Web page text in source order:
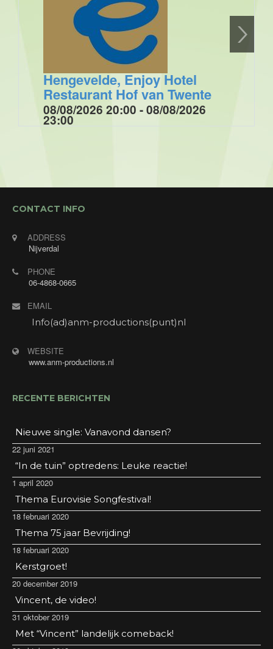
Hengevelde, Enjoy Hotel
Restaurant Hof van Twente
08/08/2026 20:00 - 08/08/2026
23:00
CONTACT INFO
ADDRESS
Nijverdal
PHONE
06-4868-0665
EMAIL
Info(ad)anm-productions(punt)nl
WEBSITE
www.anm-productions.nl
RECENTE BERICHTEN
Nieuwe single: Vanavond dansen?
22 juni 2021
“In de tuin” optredens: Leuke reactie!
1 april 2020
Thema Eurovisie Songfestival!
18 februari 2020
Thema 75 jaar Bevrijding!
18 februari 2020
Kerstgroet!
20 december 2019
Vincent, de video!
31 oktober 2019
Met “Vincent” landelijk comeback!